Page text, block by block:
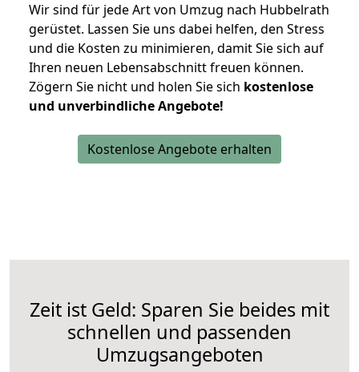
Wir sind für jede Art von Umzug nach Hubbelrath
gerüstet. Lassen Sie uns dabei helfen, den Stress
und die Kosten zu minimieren, damit Sie sich auf
Ihren neuen Lebensabschnitt freuen können.
Zögern Sie nicht und holen Sie sich kostenlose
und unverbindliche Angebote!
Kostenlose Angebote erhalten
Zeit ist Geld: Sparen Sie beides mit
schnellen und passenden
Umzugsangeboten